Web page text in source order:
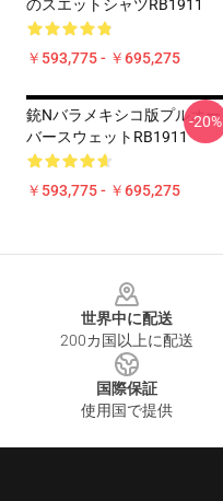
のスエットシャツRB1911
￥593,775 - ￥695,275
銃nバラメキシコ版プルオー
バースウェットRB1911
￥593,775 - ￥695,275
-20%
世界中に配送
200カ国以上に配送
国際保証
使用国で提供